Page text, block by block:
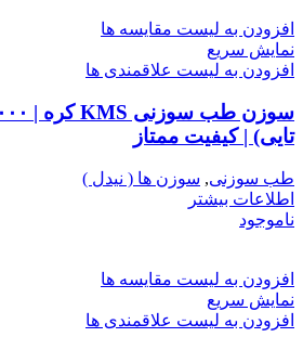
افزودن به لیست مقایسه ها
نمایش سریع
افزودن به لیست علاقمندی ها
تایی) | کیفیت ممتاز
طب سوزنی, سوزن ها ( نیدل )
اطلاعات بیشتر
ناموجود
افزودن به لیست مقایسه ها
نمایش سریع
افزودن به لیست علاقمندی ها